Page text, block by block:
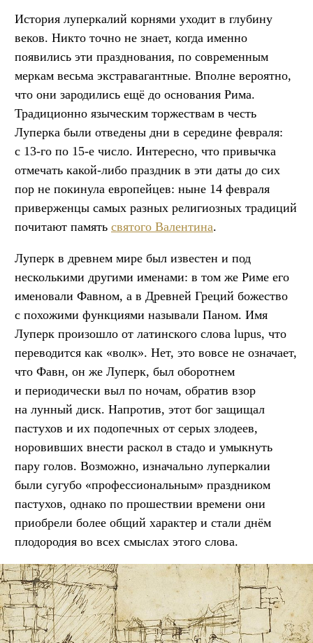
История луперкалий корнями уходит в глубину
веков. Никто точно не знает, когда именно
появились эти празднования, по современным
меркам весьма экстравагантные. Вполне вероятно,
что они зародились ещё до основания Рима.
Традиционно языческим торжествам в честь
Луперка были отведены дни в середине февраля:
с 13-го по 15-е число. Интересно, что привычка
отмечать какой-либо праздник в эти даты до сих
пор не покинула европейцев: ныне 14 февраля
приверженцы самых разных религиозных традиций
почитают память святого Валентина.
Луперк в древнем мире был известен и под
несколькими другими именами: в том же Риме его
именовали Фавном, а в Древней Греций божество
с похожими функциями называли Паном. Имя
Луперк произошло от латинского слова lupus, что
переводится как «волк». Нет, это вовсе не означает,
что Фавн, он же Луперк, был оборотнем
и периодически выл по ночам, обратив взор
на лунный диск. Напротив, этот бог защищал
пастухов и их подопечных от серых злодеев,
норовивших внести раскол в стадо и умыкнуть
пару голов. Возможно, изначально луперкалии
были сугубо «профессиональным» праздником
пастухов, однако по прошествии времени они
приобрели более общий характер и стали днём
плодородия во всех смыслах этого слова.